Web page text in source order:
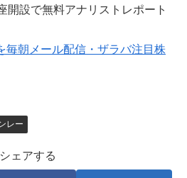
開設で無料アナリストレポート
毎朝メール配信・ザラバ注目株
レー
シェアする